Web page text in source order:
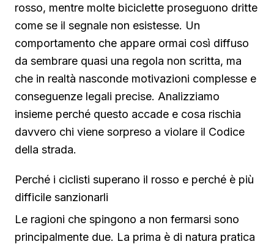
rosso, mentre molte biciclette proseguono dritte
come se il segnale non esistesse. Un
comportamento che appare ormai così diffuso
da sembrare quasi una regola non scritta, ma
che in realtà nasconde motivazioni complesse e
conseguenze legali precise. Analizziamo
insieme perché questo accade e cosa rischia
davvero chi viene sorpreso a violare il Codice
della strada.
Perché i ciclisti superano il rosso e perché è più
difficile sanzionarli
Le ragioni che spingono a non fermarsi sono
principalmente due. La prima è di natura pratica